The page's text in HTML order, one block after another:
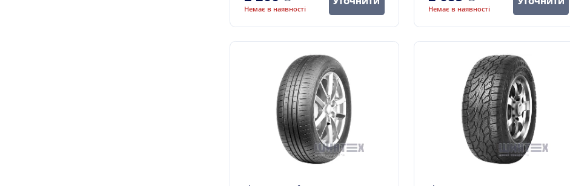
Немає в наявності Немає в наявності